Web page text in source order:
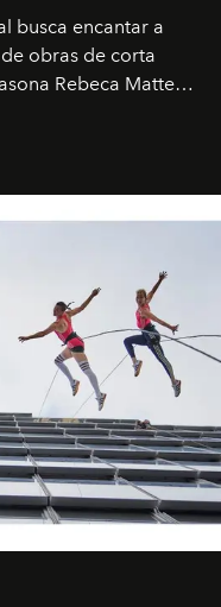
busca encantar a
obras de corta
Rebeca Matte
albergado estas
limpias; ponen el